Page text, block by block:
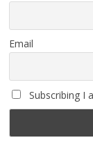
Email
Subscribing I